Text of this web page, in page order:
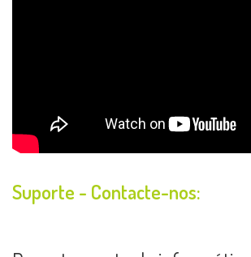
Suporte - Contacte-nos: